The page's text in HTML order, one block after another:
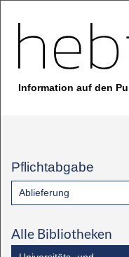
Information auf den
Pflichtabgabe
Ablieferung
Alle Bibliotheken